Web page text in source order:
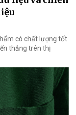
có chất lượng tốt
thắng trên thị